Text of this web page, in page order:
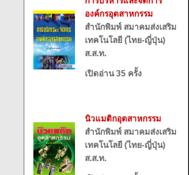
องค์กรอุตสาหกรรม
สำนักพิมพ์ สมาคมส่งเสริม
เทคโนโลยี (ไทย-ญี่ปุ่น)
ส.ส.ท.
เปิดอ่าน 35 ครั้ง
นิวแมติกอุตสาหกรรม
สำนักพิมพ์ สมาคมส่งเสริม
เทคโนโลยี (ไทย-ญี่ปุ่น)
ส.ส.ท.